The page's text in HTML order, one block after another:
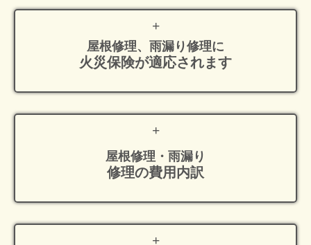
屋根修理、雨漏り修理に
火災保険が適応されます
屋根修理・雨漏り
修理の費用内訳